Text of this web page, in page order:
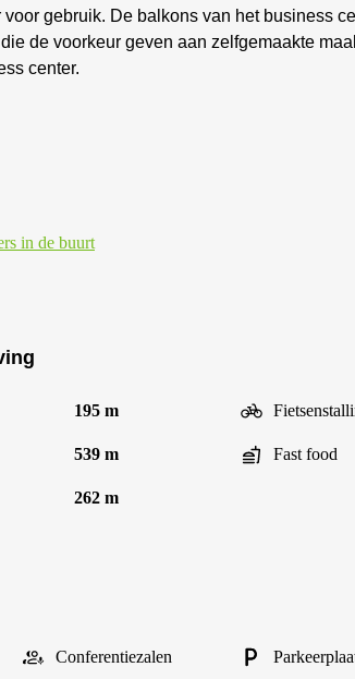
gebruik. De balkons van het business
de voorkeur geven aan zelfgemaakte
center.
in de buurt
195 m
539 m Fast food
262 m
Conferentiezalen